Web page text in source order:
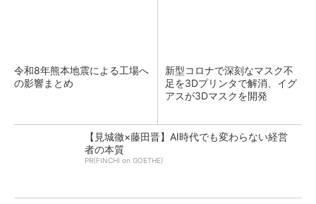
令和8年熊本地震による工場へ
の影響まとめ
新型コロナで深刻なマスク不
足を3Dプリンタで解消、イグ
アスが3Dマスクを開発
【見城徹×藤田晋】AI時代でも変わらない経営
者の本質
PR(FINCHI on GOETHE)